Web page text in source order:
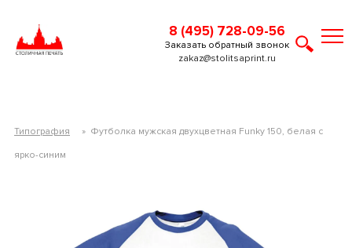
8 (495) 728-09-56
zakaz@stolitsaprint.ru
Заказать обратный звонок
Типография » Футболка мужская двухцветная Funky 150, белая с
ярко-синим